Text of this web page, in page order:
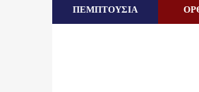
ΠΕΜΠΤΟΥΣΙΑ